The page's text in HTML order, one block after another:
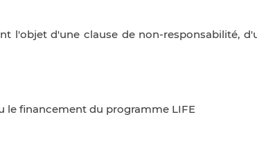
l'objet d'une clause de non-responsabilité,
le financement du programme LIFE